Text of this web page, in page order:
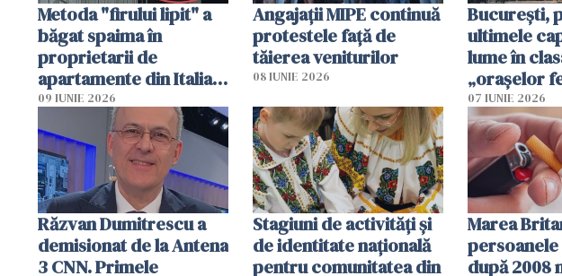
Metoda "firului lipit" a
băgat spaima în
proprietarii de
apartamente din Italia.
Poliția, sesizată
09 IUNIE 2026
Angajaţii MIPE continuă
protestele faţă de
tăierea veniturilor
08 IUNIE 2026
București,
ultimele
lume în
„orașelor
2026
07 IUNIE 2026
Răzvan Dumitrescu a
demisionat de la Antena
3 CNN. Primele
Stagiuni de activități și
de identitate națională
pentru comunitatea din
Marea
după 2008